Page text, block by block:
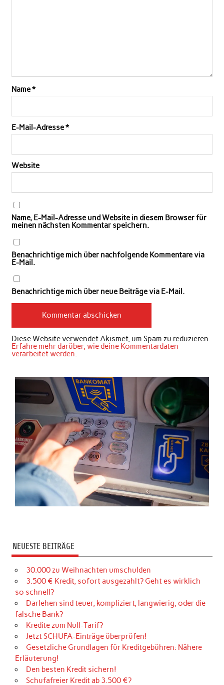
Name*
E-Mail-Adresse*
Website
Name, E-Mail-Adresse und Website in diesem Browser für
meinen nächsten Kommentar speichern.
Benachrichtige mich über nachfolgende Kommentare via
E-Mail.
Benachrichtige mich über neue Beiträge via E-Mail.
Diese Website verwendet Akismet, um Spam zu reduzieren.
Erfahre mehr darüber, wie deine Kommentardaten
verarbeitet werden.
NEUESTE BEITRÄGE
30.000 zu Weihnachten umschulden
3.500 € Kredit, sofort ausgezahlt? Geht es wirklich
so schnell?
Darlehen sind teuer, kompliziert, langwierig, oder die
falsche Bank?
Kredite zum Null-Tarif?
Jetzt SCHUFA-Einträge überprüfen!
Gesetzliche Grundlagen für Kreditgebühren: Nähere
Erläuterung!
Den besten Kredit sichern!
Schufafreier Kredit ab 3.500 €?